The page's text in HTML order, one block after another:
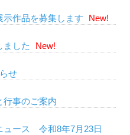
作品を募集します
New!
した
New!
せ
事のご案内
ュース 令和8年7月23日